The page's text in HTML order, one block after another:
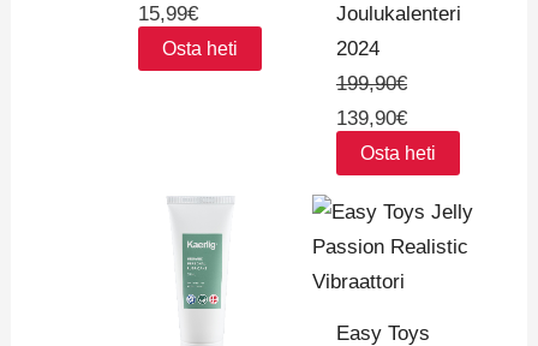
15,99€
Osta heti
Joulukalenteri
2024
199,90€
139,90€
Osta heti
Easy Toys